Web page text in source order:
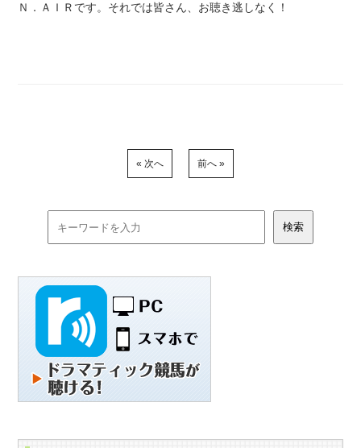
Ｎ．ＡＩＲです。それでは皆さん、お聴き逃しなく！
« 次へ 前へ »